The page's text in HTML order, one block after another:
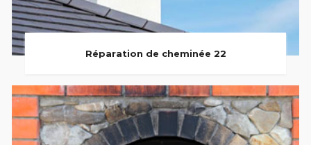
Réparation de cheminée 22